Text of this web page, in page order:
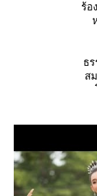
ร้อ
ธ
ส